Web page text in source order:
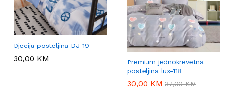
Djecija posteljina DJ-19
30,00 KM
30,00 KM
Premium jednokrevetna
posteljina lux-118
30,00 KM 37,00KM
30,00 KM 37,00KM